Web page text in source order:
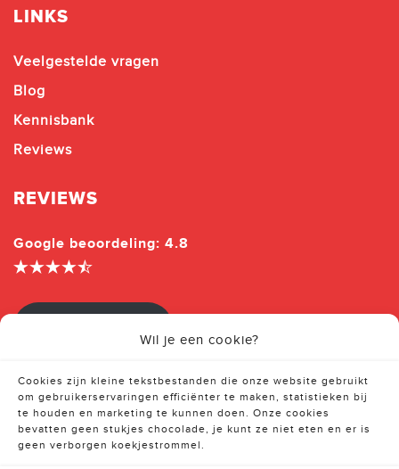
Wil je een cookie?
Cookies zijn kleine tekstbestanden die onze website gebruikt
om gebruikerservaringen efficiënter te maken, statistieken bij
te houden en marketing te kunnen doen. Onze cookies
bevatten geen stukjes chocolade, je kunt ze niet eten en er is
geen verborgen koekjestrommel.
LINKS
Veelgestelde vragen
Blog
Kennisbank
Reviews
REVIEWS
Google beoordeling: 4.8
© 2026 Mercari Vastgoed B.V.